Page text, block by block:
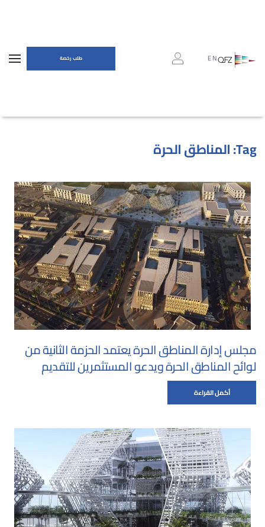
EN طلب رخصة
Tag: المناطق الحرة
مجلس إدارة المناطق الحرة يعتمد الحزمة الثانية من
لوائح المناطق الحرة ويدعو المستثمرين للتقديم
أكمل القراءة